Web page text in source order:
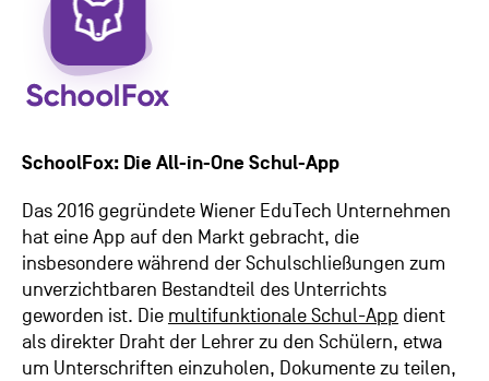
SchoolFox: Die All-in-One Schul-App
Das 2016 gegründete Wiener EduTech Unternehmen
hat eine App auf den Markt gebracht, die
insbesondere während der Schulschließungen zum
unverzichtbaren Bestandteil des Unterrichts
geworden ist. Die multifunktionale Schul-App dient
als direkter Draht der Lehrer zu den Schülern, etwa
um Unterschriften einzuholen, Dokumente zu teilen,